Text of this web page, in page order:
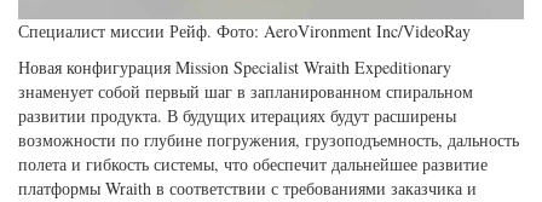
Специалист миссии Рейф. Фото: AeroVironment Inc/VideoRay
Новая конфигурация Mission Specialist Wraith Expeditionary
знаменует собой первый шаг в запланированном спиральном
развитии продукта. В будущих итерациях будут расширены
возможности по глубине погружения, грузоподъемность, дальность
полета и гибкость системы, что обеспечит дальнейшее развитие
платформы Wraith в соответствии с требованиями заказчика и